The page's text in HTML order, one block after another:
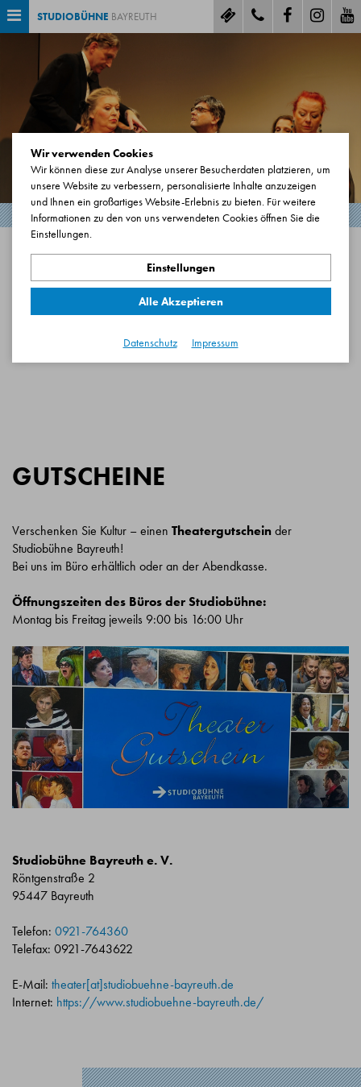
STUDIOBÜHNE BAYREUTH
ALLE TERMINE IM BLICK!
Wenn Sie immer wissen wollen, wann wir welches Stück spielen,
dann sind Sie hier genau richtig!
GUTSCHEINE
Verschenken Sie Kultur – einen Theatergutscheinder
Studiobühne Bayreuth!
Bei uns im Büro erhältlich oder an der Abendkasse.
Öffnungszeiten des Büros der Studiobühne:
Montag bis Freitag jeweils 9:00 bis 16:00 Uhr
Studiobühne Bayreuth e. V.
Röntgenstraße 2
95447 Bayreuth
Telefon: 0921-764360
Telefax: 0921-7643622
E-Mail: theater[at]studiobuehne-bayreuth.de
Internet: https://www.studiobuehne-bayreuth.de/
Wir verwenden Cookies
Wir können diese zur Analyse unserer Besucherdaten platzieren, um
unsere Website zu verbessern, personalisierte Inhalte anzuzeigen
und Ihnen ein großartiges Website-Erlebnis zu bieten. Für weitere
Informationen zu den von uns verwendeten Cookies öffnen Sie die
Einstellungen.
Einstellungen
Alle Akzeptieren
Datenschutz Impressum